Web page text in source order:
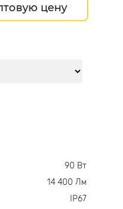
цену
90 Вт
14 400 Лм
IP67